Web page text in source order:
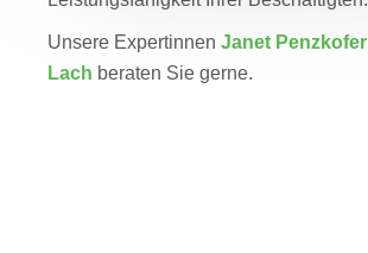
Unsere Expertinnen Janet Penzkofer
Lach beraten Sie gerne.